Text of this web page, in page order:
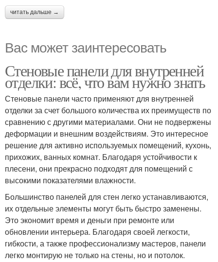
читать дальше →
Вас может заинтересовать
Стеновые панели для внутренней
отделки: всё, что вам нужно знать
Стеновые панели часто применяют для внутренней
отделки за счет большого количества их преимуществ по
сравнению с другими материалами. Они не подвержены
деформации и внешним воздействиям. Это интересное
решение для активно используемых помещений, кухонь,
прихожих, ванных комнат. Благодаря устойчивости к
плесени, они прекрасно подходят для помещений с
высокими показателями влажности.
Большинство панелей для стен легко устанавливаются,
их отдельные элементы могут быть быстро заменены.
Это экономит время и деньги при ремонте или
обновлении интерьера. Благодаря своей легкости,
гибкости, а также профессионализму мастеров, панели
легко монтирую не только на стены, но и потолок.